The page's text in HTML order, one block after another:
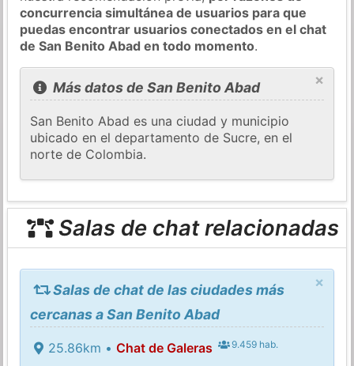
concurrencia simultánea de usuarios para que
puedas encontrar usuarios conectados en el chat
de San Benito Abad en todo momento.
×
Más datos de San Benito Abad
San Benito Abad es una ciudad y municipio
ubicado en el departamento de Sucre, en el
norte de Colombia.
Salas de chat relacionadas
×
Salas de chat de las ciudades más
cercanas a San Benito Abad
25.86km • Chat de Galeras 9.459 hab.